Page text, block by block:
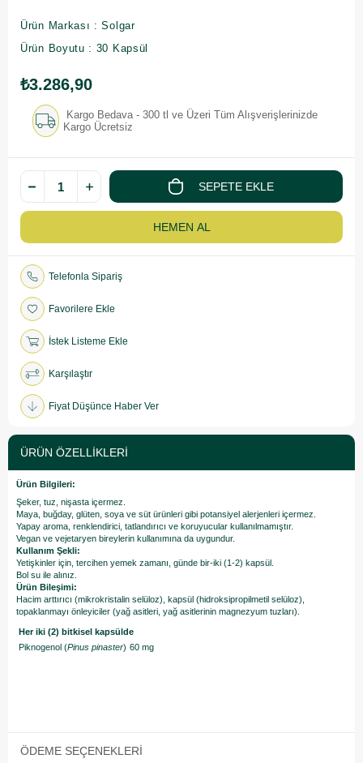
Ürün Markası : Solgar
Ürün Boyutu : 30 Kapsül
₺3.286,90
Kargo Bedava - 300 tl ve Üzeri Tüm Alışverişlerinizde
Kargo Ücretsiz
Telefonla Sipariş
Favorilere Ekle
İstek Listeme Ekle
Karşılaştır
Fiyat Düşünce Haber Ver
ÜRÜN ÖZELLIKLERI
Ürün Bilgileri:
Şeker, tuz, nişasta içermez.
Maya, buğday, glüten, soya ve süt ürünleri gibi potansiyel alerjenleri içermez.
Yapay aroma, renklendirici, tatlandırıcı ve koruyucular kullanılmamıştır.
Vegan ve vejetaryen bireylerin kullanımına da uygundur.
Kullanım Şekli:
Yetişkinler için, tercihen yemek zamanı, günde bir-iki (1-2) kapsül.
Bol su ile alınız.
Ürün Bileşimi:
Hacim arttırıcı (mikrokristalin selüloz), kapsül (hidroksipropilmetil selüloz),
topaklanmayı önleyiciler (yağ asitleri, yağ asitlerinin magnezyum tuzları).
Her iki (2) bitkisel kapsülde
Piknogenol (Pinus pinaster) 60 mg
ÖDEME SEÇENEKLERI